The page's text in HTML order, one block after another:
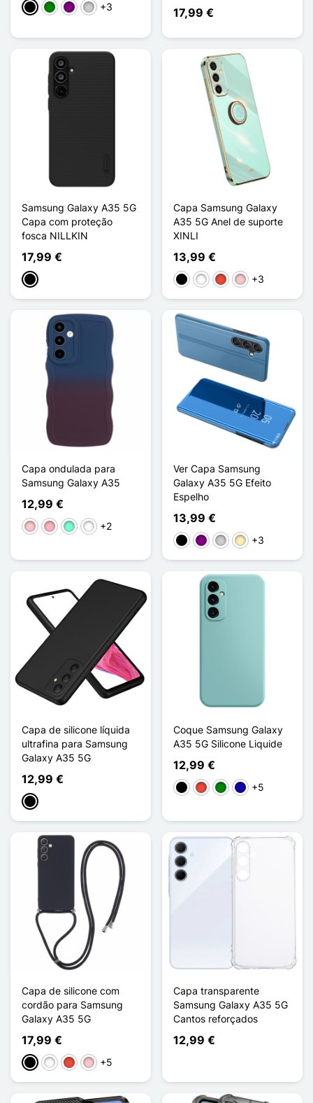
PretoVerdePúrpura
Prata+3 17,99 €
Samsung Galaxy A35 5G
Capa com proteção
fosca NILLKIN
17,99 €
Preto
Capa Samsung Galaxy
A35 5G Anel de suporte
XINLI
13,99 €
PretoBrancoVermelho
Rosa+3
Capa ondulada para
Samsung Galaxy A35
12,99 €
RosaRose Bleu Ciel
Vert Bébé Bleu
Orange Jaune
+2
Ver Capa Samsung
Galaxy A35 5G Efeito
Espelho
13,99 €
PretoPúrpura
PrataOuro+3
Capa de silicone líquida
ultrafina para Samsung
Galaxy A35 5G
12,99 €
Preto
Coque Samsung Galaxy
A35 5G Silicone Liquide
12,99 €
PretoVermelho
VerdeAzul Escuro
+5
Capa de silicone com
cordão para Samsung
Galaxy A35 5G
17,99 €
PretoBrancoVermelho
Rosa+5
Capa transparente
Samsung Galaxy A35 5G
Cantos reforçados
12,99 €